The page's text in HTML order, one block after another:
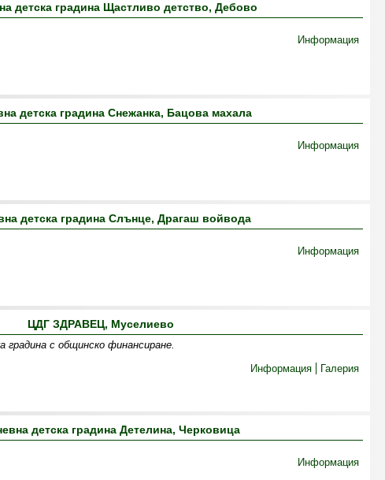
детска градина Щастливо детство, Дебово
Информация
детска градина Снежанка, Бацова махала
Информация
детска градина Слънце, Драгаш войвода
Информация
ЦДГ ЗДРАВЕЦ, Муселиево
градина с общинско финансиране.
Информация
Галерия
детска градина Детелина, Черковица
Информация